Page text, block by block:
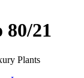
80/21